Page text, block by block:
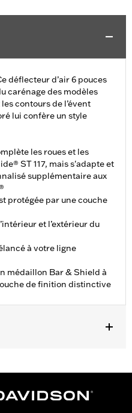
déflecteur d’air 6 pouces
carénage des modèles
contours de l’évent
lui confère un style
les roues et les
ST 117, mais s'adapte et
supplémentaire aux
protégée par une couche
et l’extérieur du
à votre ligne
médaillon Bar & Shield à
de finition distinctive